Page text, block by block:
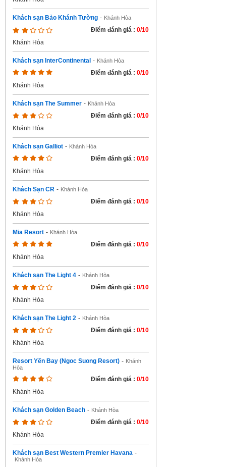
Khách sạn Bảo Khánh Tường - Khánh Hòa
Điểm đánh giá : 0/10
Khánh Hòa
Khách sạn InterContinental - Khánh Hòa
Điểm đánh giá : 0/10
Khánh Hòa
Khách sạn The Summer - Khánh Hòa
Điểm đánh giá : 0/10
Khánh Hòa
Khách sạn Galliot - Khánh Hòa
Điểm đánh giá : 0/10
Khánh Hòa
Khách Sạn CR - Khánh Hòa
Điểm đánh giá : 0/10
Khánh Hòa
Mia Resort - Khánh Hòa
Điểm đánh giá : 0/10
Khánh Hòa
Khách sạn The Light 4 - Khánh Hòa
Điểm đánh giá : 0/10
Khánh Hòa
Khách sạn The Light 2 - Khánh Hòa
Điểm đánh giá : 0/10
Khánh Hòa
Resort Yến Bay (Ngoc Suong Resort) - Khánh
Hòa
Điểm đánh giá : 0/10
Khánh Hòa
Khách sạn Golden Beach - Khánh Hòa
Điểm đánh giá : 0/10
Khánh Hòa
Khách sạn Best Western Premier Havana -
Khánh Hòa